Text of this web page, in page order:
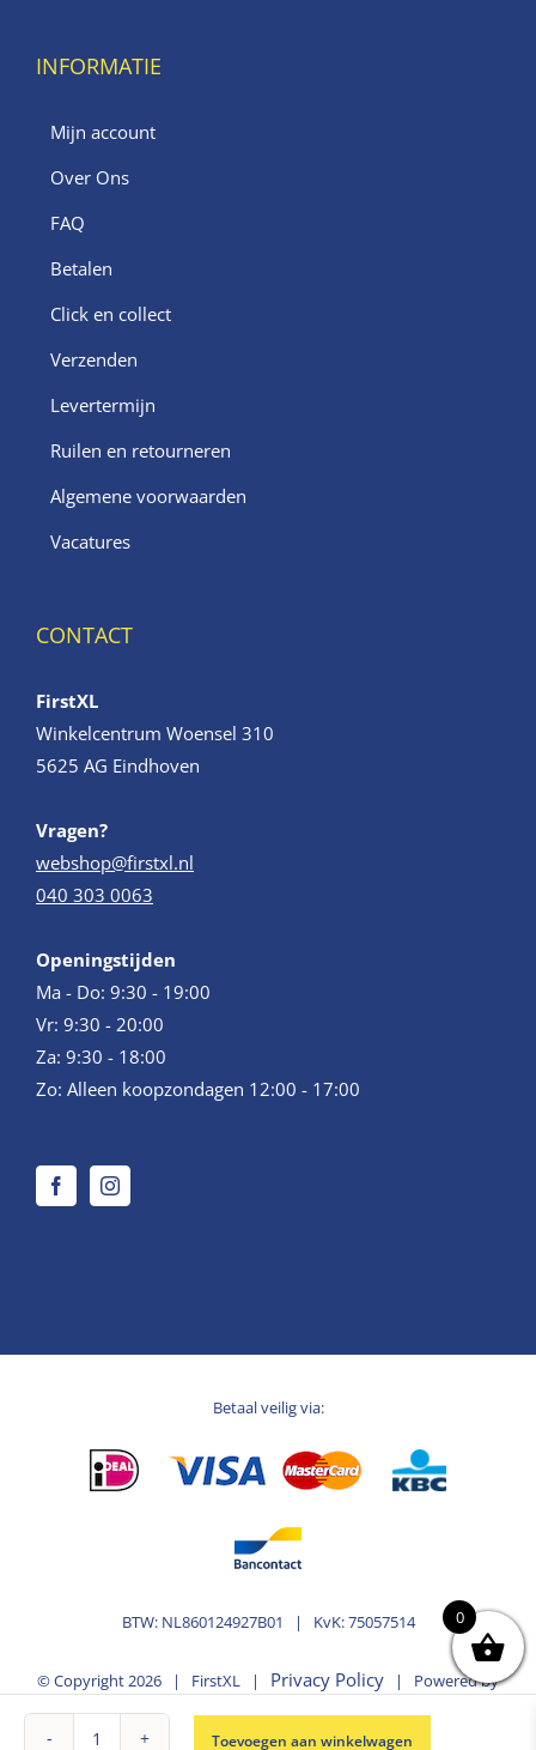
Toevoegen aan winkelwagen
INFORMATIE
Mijn account
Over Ons
FAQ
Betalen
Click en collect
Verzenden
Levertermijn
Ruilen en retourneren
Algemene voorwaarden
Vacatures
CONTACT
FirstXL
Winkelcentrum Woensel 310
5625 AG Eindhoven
Vragen?
webshop@firstxl.nl
040 303 0063
Openingstijden
Ma - Do: 9:30 - 19:00
Vr: 9:30 - 20:00
Za: 9:30 - 18:00
Zo: Alleen koopzondagen 12:00 - 17:00
Betaal veilig via:
BTW: NL860124927B01 | KvK: 75057514
© Copyright2026 | FirstXL | Privacy Policy | Powered by
MplusKASSA Woocommerce&WooCommerce
Kassasysteem
0